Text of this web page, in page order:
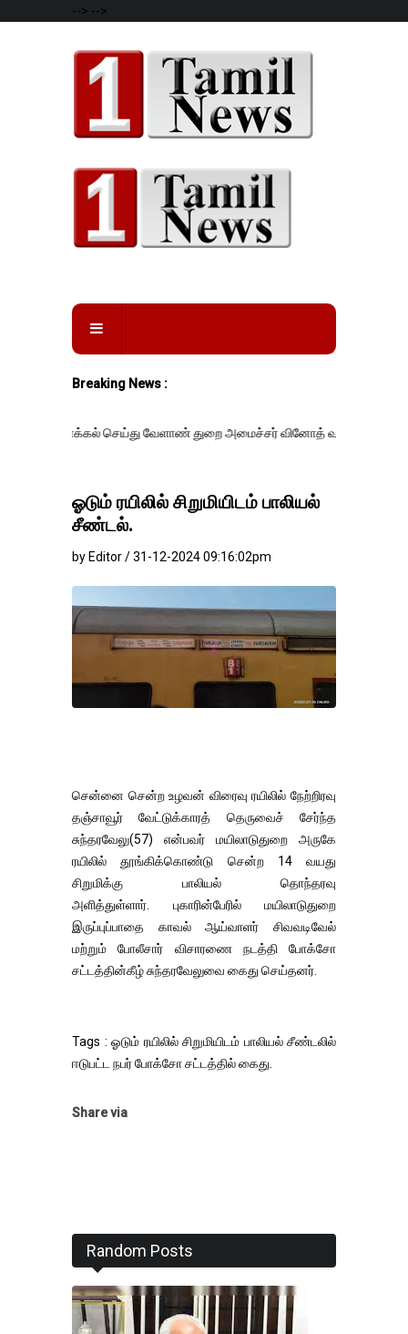
--> -->
Breaking News :
செய்து வேளாண் துறை அமைச்சர் வினோத் வாசித்து வருகிறார். �.
ஓடும் ரயிலில் சிறுமியிடம் பாலியல்
சீண்டல்.
by Editor / 31-12-2024 09:16:02pm
சென்னை சென்ற உழவன் விரைவு ரயிலில் நேற்றிரவு
தஞ்சாவூர் வேட்டுக்காரத் தெருவைச் சேர்ந்த
சுந்தரவேலு(57) என்பவர் மயிலாடுதுறை அருகே
ரயிலில் தூங்கிக்கொண்டு சென்ற 14 வயது
சிறுமிக்கு பாலியல் தொந்தரவு
அளித்துள்ளார். புகாரின்பேரில் மயிலாடுதுறை
இருப்புப்பாதை காவல் ஆய்வாளர் சிவவடிவேல்
மற்றும் போலீசார் விசாரணை நடத்தி போக்சோ
சட்டத்தின்கீழ் சுந்தரவேலுவை கைது செய்தனர்.
Tags : ஓடும் ரயிலில் சிறுமியிடம் பாலியல் சீண்டலில்
ஈடுபட்ட நபர் போக்சோ சட்டத்தில் கைது.
Share via
Random Posts